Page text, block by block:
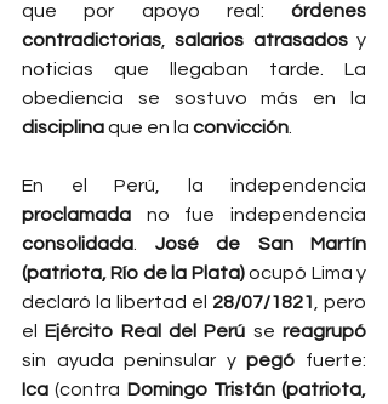
que por apoyo real: órdenes
contradictorias , salarios atrasados y
noticias que llegaban tarde. La
disciplina que en la convicción
proclamada
consolidada
José de San Martín
(patriota, Río de la Plata) ocupó Lima y
declaró la libertad el 28/07/1821
, pero
el Ejército Real del Perú se reagrupó
sin ayuda peninsular y pegó
Ica (contra Domingo Tristán (patriota,